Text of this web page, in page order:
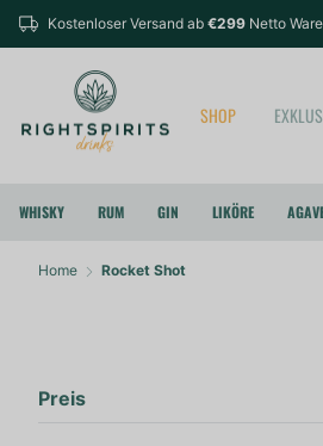
Kostenloser Versand ab €299 Netto
SHOP
WHISKY RUM GIN LIKÖRE
Home Rocket Shot
Preis